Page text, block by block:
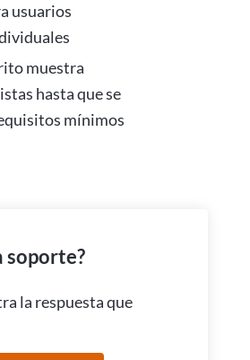
usuarios
muestra
hasta que se
mínimos
soporte?
la respuesta que